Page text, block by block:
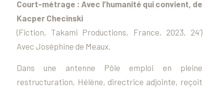
Court-métrage : Avec l’humanité qui convient, de
Kacper Checinski
(Fiction, Takami Productions, France, 2023, 24’)
Avec Joséphine de Meaux.
Dans une antenne Pôle emploi en pleine
restructuration, Hélène, directrice adjointe, reçoit